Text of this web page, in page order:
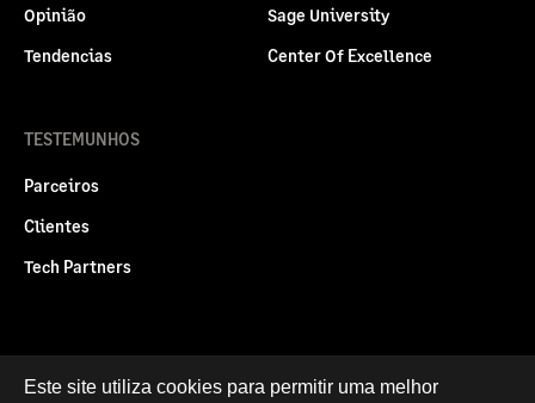
Opinião
Tendencias
Sage University
Center Of Excellence
TESTEMUNHOS
Parceiros
Clientes
Tech Partners
Politica legal Privacidade e Cookies
Este site utiliza cookies para permitir uma melhor